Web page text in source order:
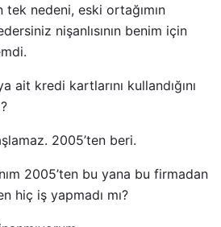
tek nedeni, eski ortağımın
nişanlısının benim için
ait kredi kartlarını kullandığını
2005’ten beri.
2005’ten bu yana bu firmadan
hiç iş yapmadı mı?